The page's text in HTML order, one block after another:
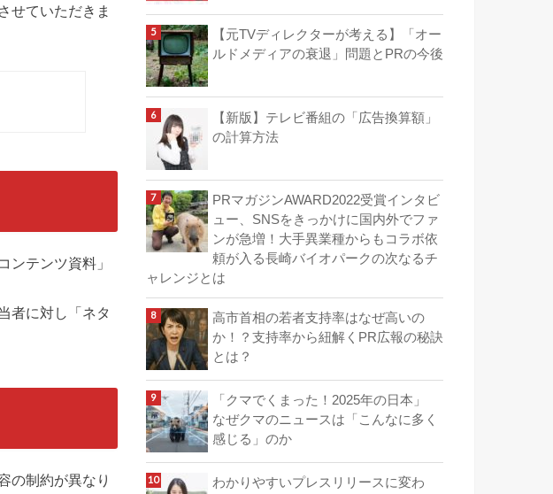
せていただきま
ンテンツ資料」
者に対し「ネタ
の制約が異なり
【元TVディレクターが考える】「オー
ルドメディアの衰退」問題とPRの今後
【新版】テレビ番組の「広告換算額」
の計算方法
PRマガジンAWARD2022受賞インタビ
ュー、SNSをきっかけに国内外でファ
ンが急増！大手異業種からもコラボ依
頼が入る長崎バイオパークの次なるチ
ャレンジとは
高市首相の若者支持率はなぜ高いの
か！？支持率から紐解くPR広報の秘訣
とは？
「クマでくまった！2025年の日本」
なぜクマのニュースは「こんなに多く
感じる」のか
わかりやすいプレスリリースに変わ